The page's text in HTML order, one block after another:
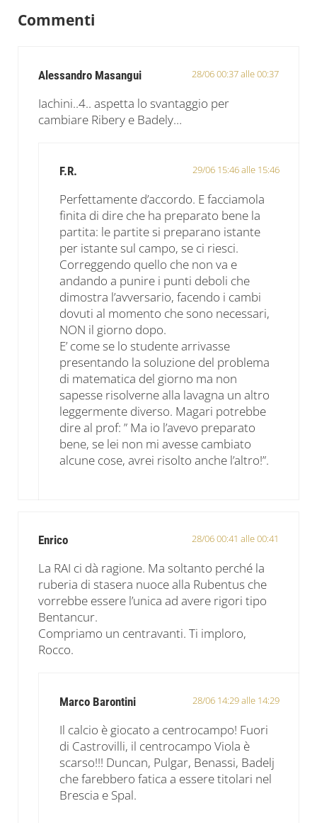
Commenti
Alessandro Masangui 28/06 00:37 alle 00:37
Iachini..4.. aspetta lo svantaggio per
cambiare Ribery e Badely…
F.R. 29/06 15:46 alle 15:46
Perfettamente d’accordo. E facciamola
finita di dire che ha preparato bene la
partita: le partite si preparano istante
per istante sul campo, se ci riesci.
Correggendo quello che non va e
andando a punire i punti deboli che
dimostra l’avversario, facendo i cambi
dovuti al momento che sono necessari,
NON il giorno dopo.
E’ come se lo studente arrivasse
presentando la soluzione del problema
di matematica del giorno ma non
sapesse risolverne alla lavagna un altro
leggermente diverso. Magari potrebbe
dire al prof: ” Ma io l’avevo preparato
bene, se lei non mi avesse cambiato
alcune cose, avrei risolto anche l’altro!”.
Enrico 28/06 00:41 alle 00:41
La RAI ci dà ragione. Ma soltanto perché la
ruberia di stasera nuoce alla Rubentus che
vorrebbe essere l’unica ad avere rigori tipo
Bentancur.
Compriamo un centravanti. Ti imploro,
Rocco.
Marco Barontini 28/06 14:29 alle 14:29
Il calcio è giocato a centrocampo! Fuori
di Castrovilli, il centrocampo Viola è
scarso!!! Duncan, Pulgar, Benassi, Badelj
che farebbero fatica a essere titolari nel
Brescia e Spal.